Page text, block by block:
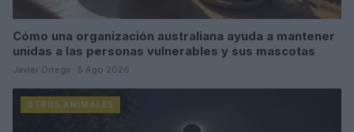
Cómo una organización australiana ayuda a mantener
unidas a las personas vulnerables y sus mascotas
Javier Ortega · 5 Ago 2026
OTROS ANIMALES